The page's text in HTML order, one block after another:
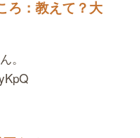
ろ：教えて？大
。